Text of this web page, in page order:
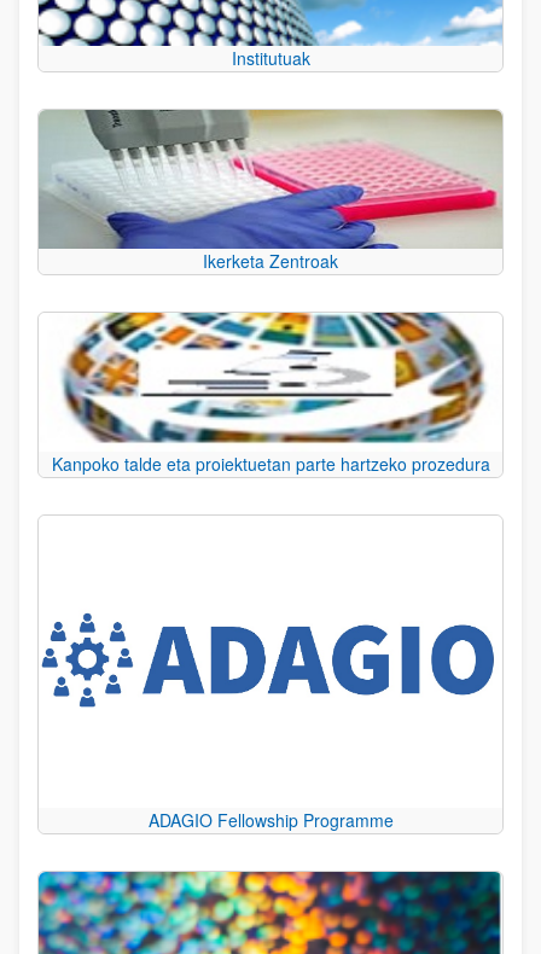
Institutuak
Ikerketa Zentroak
Kanpoko talde eta proiektuetan parte hartzeko prozedura
ADAGIO Fellowship Programme